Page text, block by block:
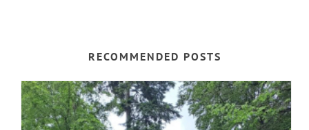
RECOMMENDED POSTS